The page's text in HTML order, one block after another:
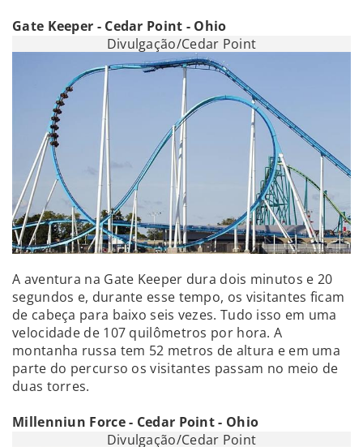
Gate Keeper - Cedar Point - Ohio
Divulgação/Cedar Point
A aventura na Gate Keeper dura dois minutos e 20
segundos e, durante esse tempo, os visitantes ficam
de cabeça para baixo seis vezes. Tudo isso em uma
velocidade de 107 quilômetros por hora. A
montanha russa tem 52 metros de altura e em uma
parte do percurso os visitantes passam no meio de
duas torres.
Millenniun Force - Cedar Point - Ohio
Divulgação/Cedar Point